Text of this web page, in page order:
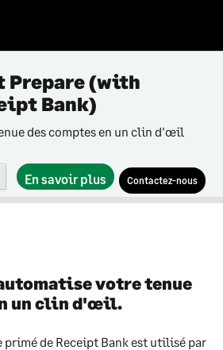
Prepare (with
Bank)
des comptes en un clin d'œil
En savoir plus Contactez-nous
votre tenue
un clin d'œil.
de Receipt Bank est utilisé par